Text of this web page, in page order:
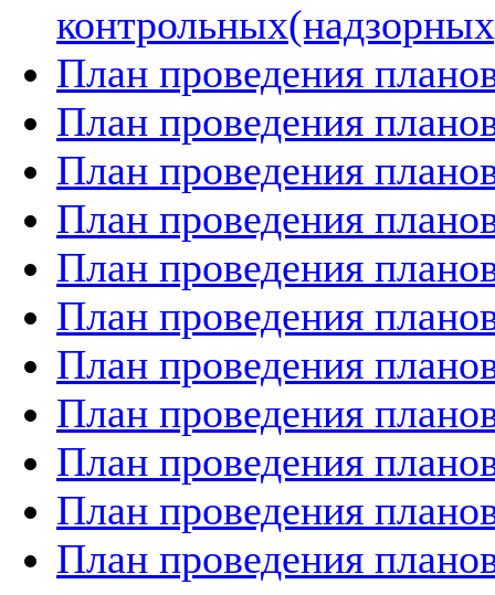
План проведения
План проведения
План проведения
План проведения
План проведения
План проведения
План проведения
План проведения
План проведения
План проведения
План проведения